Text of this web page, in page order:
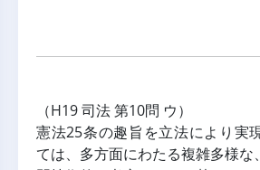
（H19 司法 第10問 ウ）
憲法25条の趣旨を立法により実
ては、多方面にわたる複雑多様な